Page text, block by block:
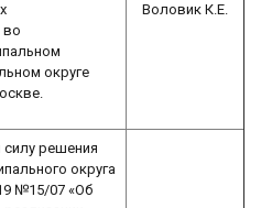
во
округе
Воловик К.Е.
решения
округа
№15/07 «Об